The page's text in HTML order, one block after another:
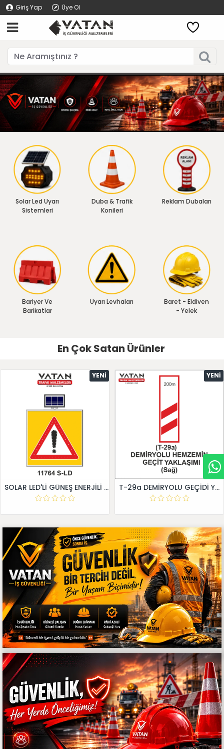
Giriş Yap Üye Ol
Solar Led Uyarı
Sistemleri
Duba & Trafik
Konileri
Reklam Dubaları
Bariyer Ve
Barikatlar
Uyarı Levhaları
Baret - Eldiven
- Yelek
En Çok Satan Ürünler
YENI
SOLAR LED'Lİ GÜNEŞ ENERJİLİ LEVHA
YENI
T-29a DEMİRYOLU GEÇİDİ YAKLAŞIM LEVHALARI (Sağ)